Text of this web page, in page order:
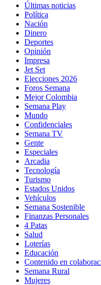
Últimas noticias
Política
Nación
Dinero
Deportes
Opinión
Impresa
Jet Set
Elecciones 2026
Foros Semana
Mejor Colombia
Semana Play
Mundo
Confidenciales
Semana TV
Gente
Especiales
Arcadia
Tecnología
Turismo
Estados Unidos
Vehículos
Semana Sostenible
Finanzas Personales
4 Patas
Salud
Loterías
Educación
Contenido en
Semana Rural
Mujeres